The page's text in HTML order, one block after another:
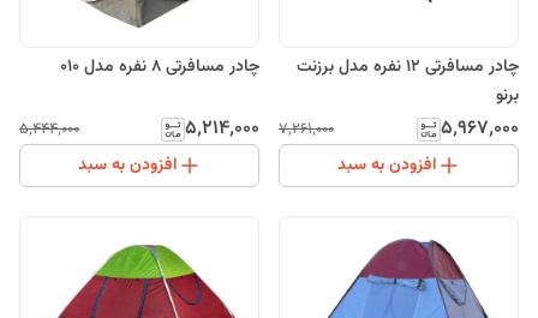
چادر مسافرتی 12 نفره مدل برزنت
برنو
۵٬۹۶۷٬۰۰۰ ۷٬۲۶۱٬۰۰۰
افزودن به سبد
چادر مسافرتی 8 نفره مدل 010
۵٬۲۱۴٬۰۰۰ ۵٬۴۴۴٬۰۰۰
افزودن به سبد